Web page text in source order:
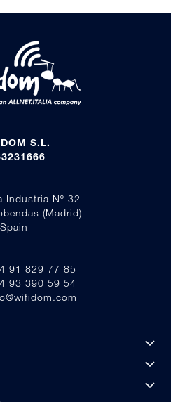
S.L.
Industria Nº 32
(Madrid)
Spain
91 829 77 85
93 390 59 54